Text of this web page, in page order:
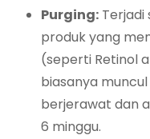
Purging: Terjadi
produk yang
(seperti Retinol
biasanya
berjerawat dan
6 minggu.